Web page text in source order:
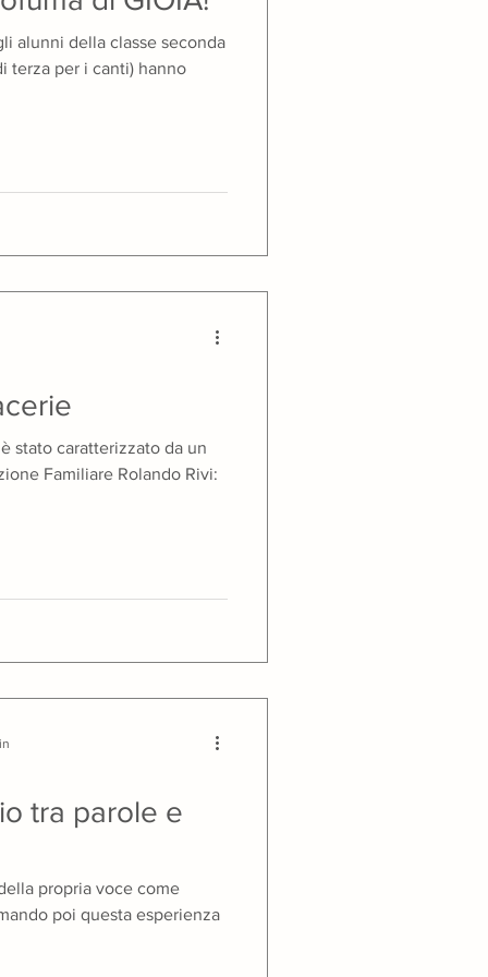
alunni della classe seconda
terza per i canti) hanno
stato caratterizzato da un
Familiare Rolando Rivi:
tra parole e
propria voce come
poi questa esperienza